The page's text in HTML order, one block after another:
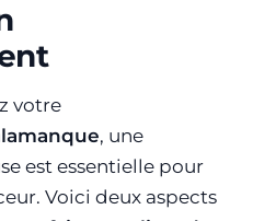
votre
, une
est essentielle pour
Voici deux aspects